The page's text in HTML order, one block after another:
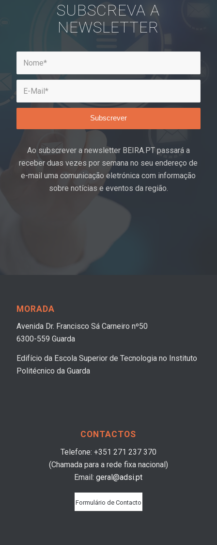
SUBSCREVA A
NEWSLETTER
Ao subscrever a newsletter BEIRA.PT passará a
receber duas vezes por semana no seu endereço de
e-mail uma comunicação eletrónica com informação
sobre notícias e eventos da região.
MORADA
Avenida Dr. Francisco Sá Carneiro nº50
6300-559 Guarda
Edifício da Escola Superior de Tecnologia no Instituto
Politécnico da Guarda
CONTACTOS
Telefone: +351 271 237 370
(Chamada para a rede fixa nacional)
Email:geral@adsi.pt
Formulário de Contacto